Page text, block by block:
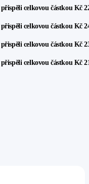
přispěli celkovou částkou Kč
celkovou částkou Kč
celkovou částkou Kč
celkovou částkou Kč